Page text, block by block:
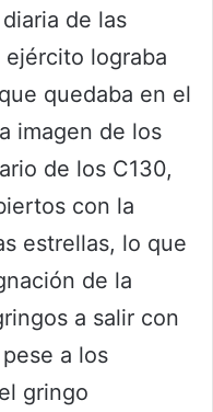
de las
lograba
quedaba en el
imagen de los
de los C130,
con la
estrellas, lo que
de la
a salir con
a los
gringo